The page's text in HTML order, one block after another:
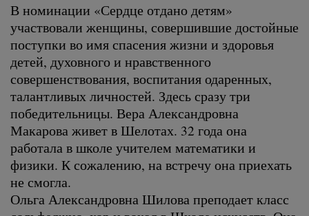
В номинации «Сердце отдано детям»
участвовали женщины, совершившие достойные
поступки во имя спасения жизни и здоровья
детей, духовного и нравственного
совершенствования, воспитания одаренных,
талантливых личностей. Здесь сразу три
победительницы. Вера Александровна
Макарова живет в Шелотах. 32 года она
работала в школе учителем математики и
физики. К сожалению, на встречу она приехать
не смогла.
Ольга Александровна Шилова преподает класс